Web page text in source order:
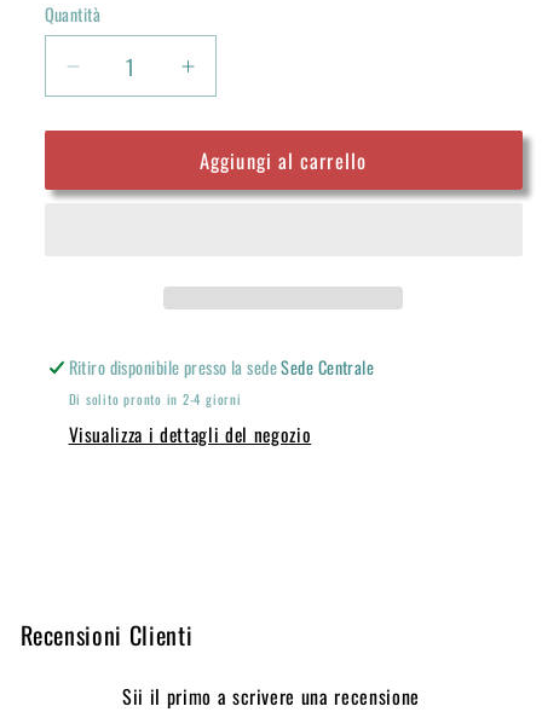
Quantità
Quantità
Diminuisci
quantità
per
Natalizia
christmas
is
Food
Aumenta
quantità
per
Maglietta
Natalizia
christmas
is
Food
Aggiungi al carrello
Ritiro disponibile presso la sedeSede Centrale
Di solito pronto in 2-4 giorni
Visualizza i dettagli del negozio
Recensioni Clienti
Sii il primo a scrivere una recensione